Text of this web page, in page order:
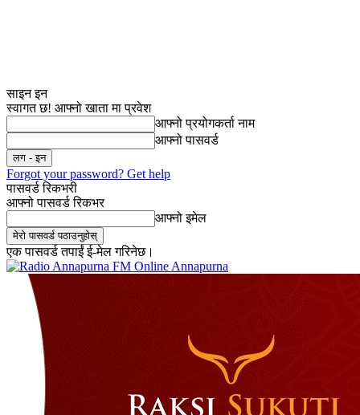
साइन इन
स्वागत छ! आफ्नो खाता मा प्रवेश
आफ्नो प्रयोगकर्ता नाम
आफ्नो पासवर्ड
Forgot your password? Get help
पासवर्ड रिकभरी
आफ्नो पासवर्ड रिकभर
आफ्नो इमेल
एक पासवर्ड तपाईं ई-मेल गरिनेछ।
Online Annapurna